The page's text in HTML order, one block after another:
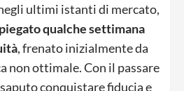
ultimi istanti di mercato,
qualche settimana
, frenato inizialmente da
non ottimale. Con il passare
conquistare fiducia e